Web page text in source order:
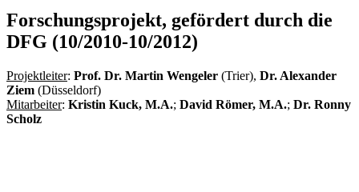
Forschungsprojekt, gefördert durch die
DFG (10/2010-10/2012)
Projektleiter: Prof. Dr. Martin Wengeler (Trier), Dr. Alexander
Ziem (Düsseldorf)
Mitarbeiter: Kristin Kuck, M.A.; David Römer, M.A.; Dr. Ronny
Scholz